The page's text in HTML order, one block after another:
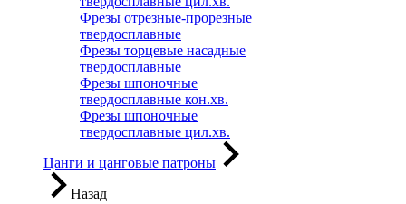
Фрезы отрезные-прорезные
твердосплавные
Фрезы торцевые насадные
твердосплавные
Фрезы шпоночные
твердосплавные кон.хв.
Фрезы шпоночные
твердосплавные цил.хв.
Цанги и цанговые патроны
Назад